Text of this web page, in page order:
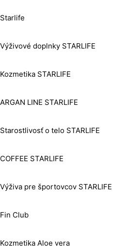
Starlife
Výživové doplnky STARLIFE
Kozmetika STARLIFE
ARGAN LINE STARLIFE
Starostlivosť o telo STARLIFE
COFFEE STARLIFE
Výživa pre športovcov STARLIFE
Fin Club
Kozmetika Aloe vera